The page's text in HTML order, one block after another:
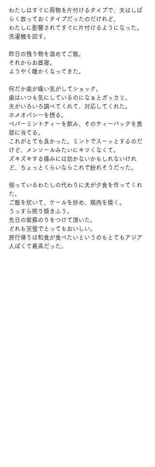
わたしはすぐに荷物を片付けるタイプで、夫はしば
らく放っておくタイプだったのだけれど、
わたしに影響されてすぐに片付けるようになった。
洗濯機を回す。
昨日の残り物を温めてご飯。
それからお昼寝。
ようやく暖かくなってきた。
何だか歯が痛い気がしてショック。
歯はいつも気にしているのになぁとガッカリ。
夫がいろいろ調べてくれて、対応してくれた。
ホメオパシーを摂る。
ペパーミントティーを飲み、そのティーバックを患
部に当てる。
これがとても良かった。ミントでスーッとするのだ
けど、メンソールみたいにキツくなくて。
ズキズキする痛みには効かないかもしれないけれ
ど、ちょっとくらいならこれで紛れそうだった。
弱っているわたしの代わりに夫が夕食を作ってくれ
た。
ご飯を炊いて、ケールを炒め、鶏肉を焼く。
うっすら照り焼きふう。
先日の紫蘇のりをつけて頂いた。
どれも完璧でとってもおいしい。
旅行帰りは和食が食べたいというのもとてもアジア
人ぽくて最高だった。